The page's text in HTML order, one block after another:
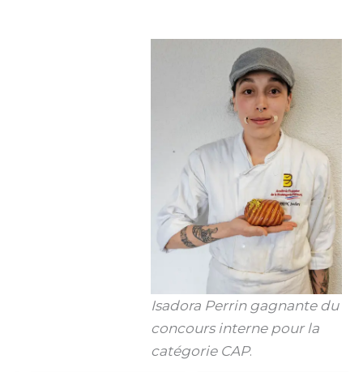
Isadora Perrin gagnante du
concours interne pour la
catégorie CAP.